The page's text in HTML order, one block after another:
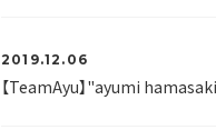
2019.12.06
【TeamAyu】"ayumi